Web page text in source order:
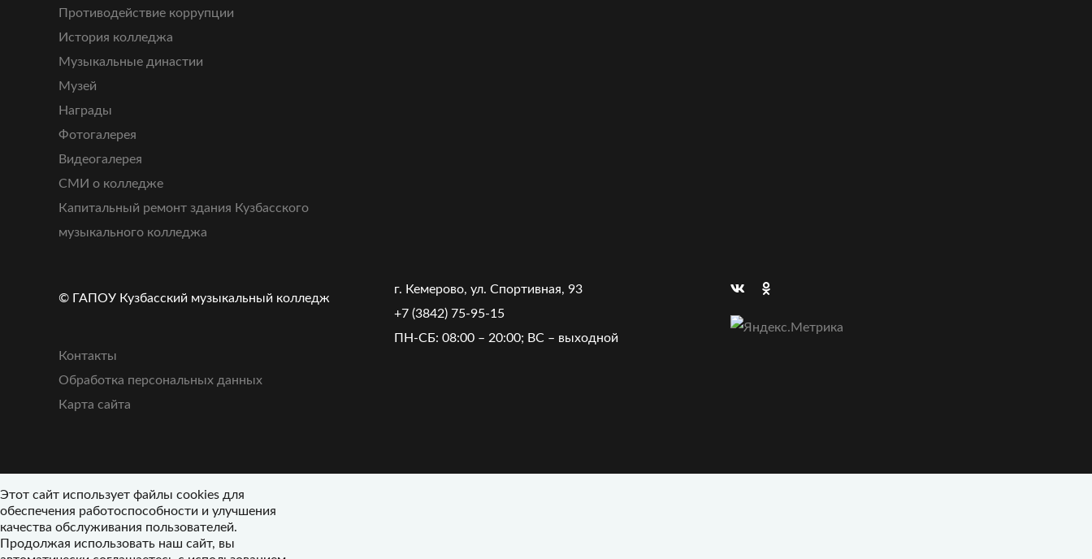
Противодействие коррупции
История колледжа
Музыкальные династии
Музей
Награды
Фотогалерея
Видеогалерея
СМИ о колледже
Капитальный ремонт здания Кузбасского
музыкального колледжа
© ГАПОУ Кузбасский музыкальный колледж
Контакты
Обработка персональных данных
Карта сайта
г. Кемерово, ул. Спортивная, 93
+7 (3842) 75-95-15
ПН-СБ: 08:00 – 20:00; ВС – выходной
Этот сайт использует файлы cookies для
обеспечения работоспособности и улучшения
качества обслуживания пользователей.
Продолжая использовать наш сайт, вы